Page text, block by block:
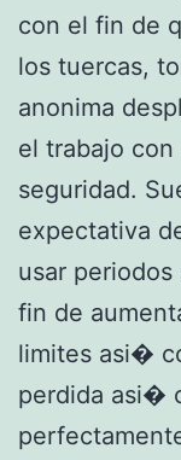
con el fin de
los tuercas,
anonima
el trabajo
seguridad.
expectativa
usar
fin de
limites asi�
perdida asi�